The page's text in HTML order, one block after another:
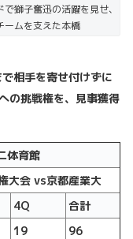
で獅子奮迅の活躍を見せ、
ームを支えた本橋
相手を寄せ付けずに
の挑戦権を、見事獲得
体育館
大会 vs京都産業大
4Q
合計
19
96